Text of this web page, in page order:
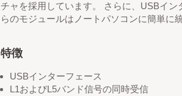
チャを採用しています。 さらに、USBイン
らのモジュールはノートパソコンに簡単に
特徴
USBインターフェース
L1およびL5バンド信号の同時受信